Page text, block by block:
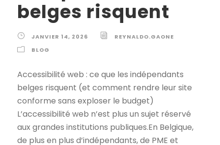
belges risquent
JANVIER 14, 2026
REYNALDO.GAONE
BLOG
Accessibilité web : ce que les indépendants
belges risquent (et comment rendre leur site
conforme sans exploser le budget)
L’accessibilité web n’est plus un sujet réservé
aux grandes institutions publiques.En Belgique,
de plus en plus d’indépendants, de PME et